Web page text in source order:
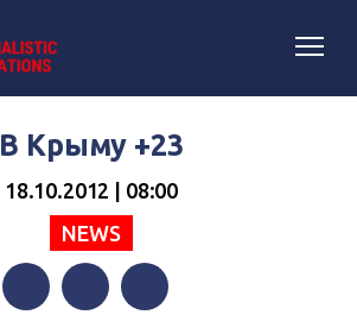
В Крыму +23
18.10.2012 | 08:00
NEWS